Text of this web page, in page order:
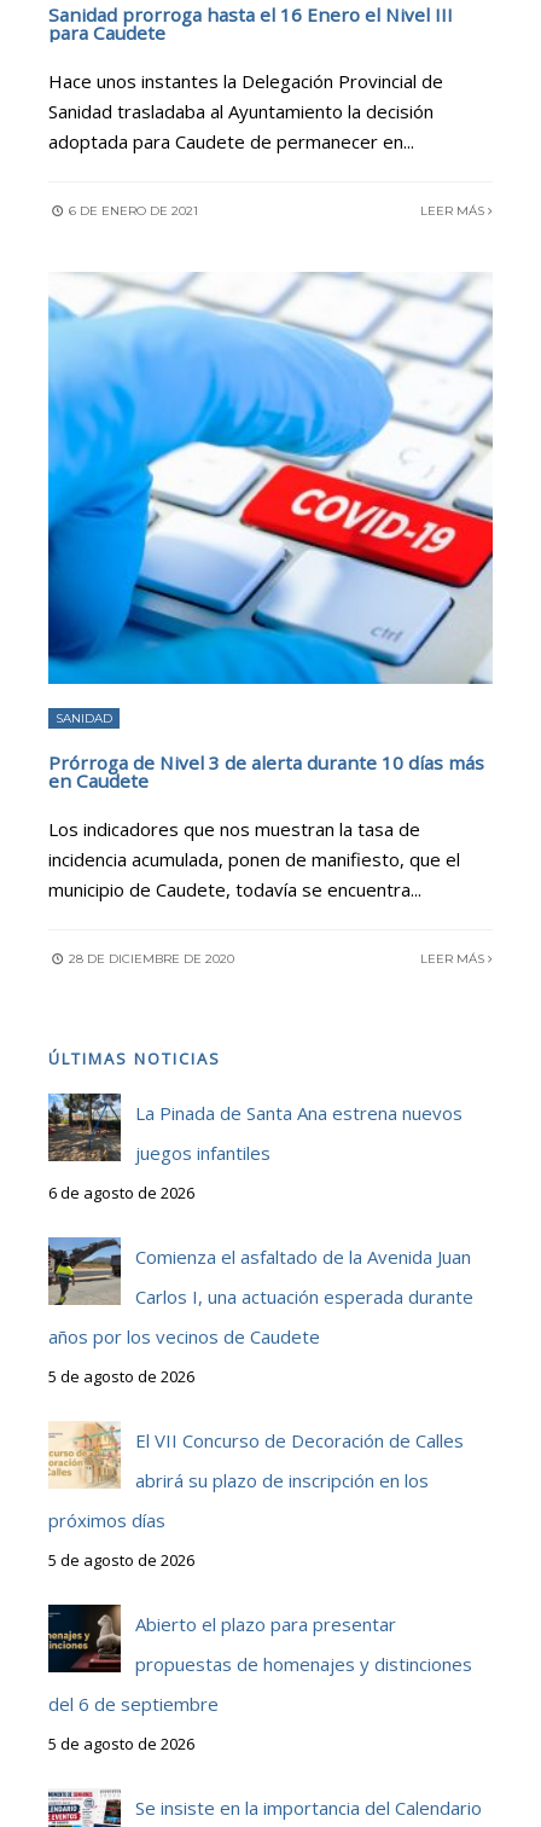
Sanidad prorroga hasta el 16 Enero el Nivel III
para Caudete
Hace unos instantes la Delegación Provincial de
Sanidad trasladaba al Ayuntamiento la decisión
adoptada para Caudete de permanecer en...
6 DE ENERO DE 2021 LEER MÁS
SANIDAD
Prórroga de Nivel 3 de alerta durante 10 días más
en Caudete
Los indicadores que nos muestran la tasa de
incidencia acumulada, ponen de manifiesto, que el
municipio de Caudete, todavía se encuentra...
28 DE DICIEMBRE DE 2020 LEER MÁS
ÚLTIMAS NOTICIAS
La Pinada de Santa Ana estrena nuevos
juegos infantiles
6 de agosto de 2026
Comienza el asfaltado de la Avenida Juan
Carlos I, una actuación esperada durante
años por los vecinos de Caudete
5 de agosto de 2026
El VII Concurso de Decoración de Calles
abrirá su plazo de inscripción en los
próximos días
5 de agosto de 2026
Abierto el plazo para presentar
propuestas de homenajes y distinciones
del 6 de septiembre
5 de agosto de 2026
Se insiste en la importancia del Calendario